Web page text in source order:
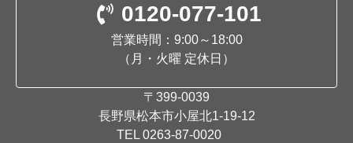
0120-077-101
営業時間：9:00～18:00
（月・火曜 定休日）
〒399-0039
長野県松本市小屋北1-19-12
TEL 0263-87-0020